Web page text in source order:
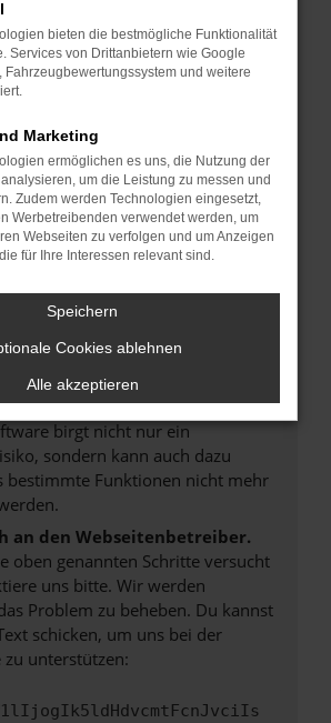
Firewall und deine
Webseiten, zum Beispiel deine
wie Werbeblocker,
Laden bestimmter Seiten
Funktioniert die Seite in einem
oder in einem privaten
helfen, vorübergehende
beheben.
dass dein Browser und dein
auf dem neuesten Stand
birgt nicht nur ein
sondern kann auch dazu
bestimmte Funktionen nicht mehr
an den Webseitenbetreiber.
oben genannten Schritte versucht
uns bitte. Wir werden
Problem zu beheben. Du kannst
schicken, um uns bei der
zu unterstützen:
bieten die bestmögliche Funktionalität
Services von Drittanbietern wie Google
Fahrzeugbewertungssystem und weitere
Marketing
ermöglichen es uns, die Nutzung der
um die Leistung zu messen und
Zudem werden Technologien eingesetzt,
Werbetreibenden verwendet werden, um
Webseiten zu verfolgen und um Anzeigen
für Ihre Interessen relevant sind.
Speichern
Cookies ablehnen
Alle akzeptieren